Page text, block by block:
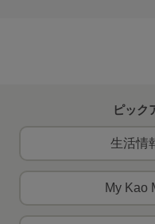
ピック
生活情
My Kao